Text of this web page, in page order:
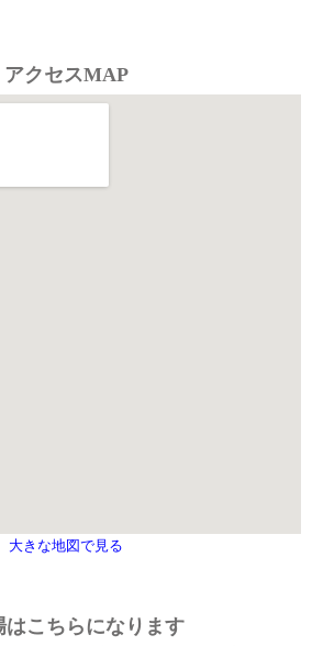
アクセスMAP
大きな地図で見る
はこちらになります